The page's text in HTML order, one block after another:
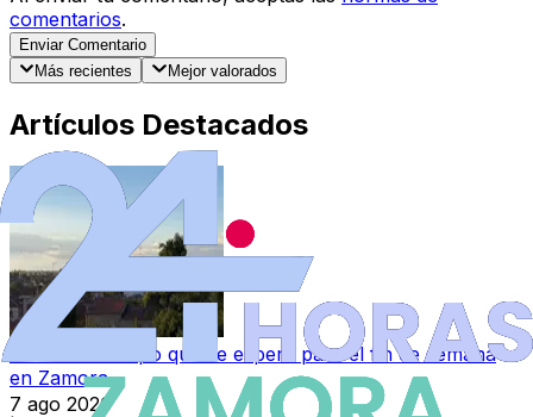
comentarios.
Enviar Comentario
Más recientes
Mejor valorados
Artículos Destacados
Este es el tiempo que se espera para el fin de semana
en Zamora
7 ago 2026